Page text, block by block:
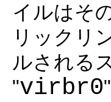
イルはそ
リックリ
ルされる
"virbr0